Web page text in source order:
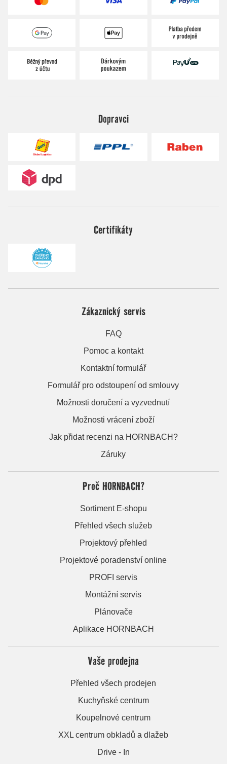
Dopravci
Certifikáty
Zákaznický servis
FAQ
Pomoc a kontakt
Kontaktní formulář
Formulář pro odstoupení od smlouvy
Možnosti doručení a vyzvednutí
Možnosti vrácení zboží
Jak přidat recenzi na HORNBACH?
Záruky
Proč HORNBACH?
Sortiment E-shopu
Přehled všech služeb
Projektový přehled
Projektové poradenství online
PROFI servis
Montážní servis
Plánovače
Aplikace HORNBACH
Vaše prodejna
Přehled všech prodejen
Kuchyňské centrum
Koupelnové centrum
XXL centrum obkladů a dlažeb
Drive - In